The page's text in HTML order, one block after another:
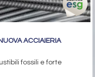
ACCIAIERIA
fossili e forte